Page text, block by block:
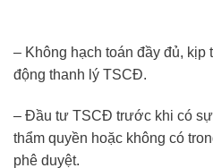
– Không hạch toán đầy đủ, kịp
động thanh lý TSCĐ.
– Đầu tư TSCĐ trước khi có
thẩm quyền hoặc không có
phê duyệt.